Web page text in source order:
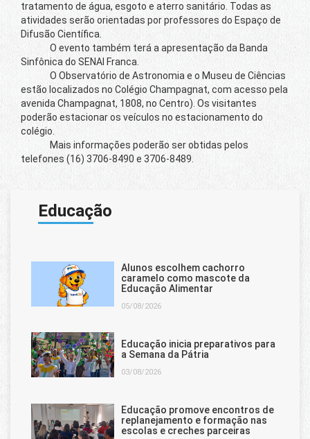
tratamento de água, esgoto e aterro sanitário. Todas as
atividades serão orientadas por professores do Espaço de
Difusão Científica.
O evento também terá a apresentação da Banda
Sinfônica do SENAI Franca.
O Observatório de Astronomia e o Museu de Ciências
estão localizados no Colégio Champagnat, com acesso pela
avenida Champagnat, 1808, no Centro). Os visitantes
poderão estacionar os veículos no estacionamento do
colégio.
Mais informações poderão ser obtidas pelos
telefones (16) 3706-8490 e 3706-8489.
Educação
Alunos escolhem cachorro
caramelo como mascote da
Educação Alimentar
05/08/2026
Educação inicia preparativos para
a Semana da Pátria
03/08/2026
Educação promove encontros de
replanejamento e formação nas
escolas e creches parceiras